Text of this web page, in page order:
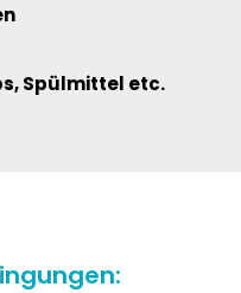
Spülmittel etc.